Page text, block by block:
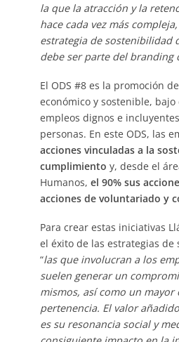
la que la atracción y la
hace cada vez más
estrategia de sostenibilidad
debe ser parte del branding
El ODS #8 es la promoción
económico y sostenible, bajo
empleos dignos e
personas. En este ODS, las
acciones vinculadas a la
cumplimiento y, desde el
Humanos, el 90% sus
acciones de voluntariado y
Para crear estas iniciativas
el éxito de las estrategias
“las que involucran a los
suelen generar un
mismos, así como un mayor
pertenencia. El valor
es su resonancia social y